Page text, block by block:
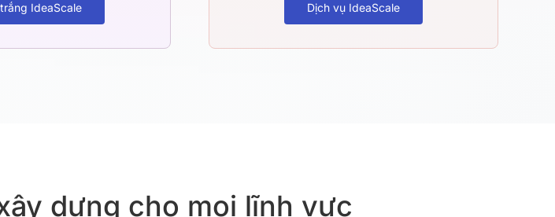
IdeaScale Dịch vụ IdeaScale
dựng cho mọi lĩnh vực